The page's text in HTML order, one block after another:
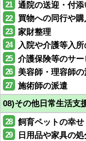
21 通院の送迎・付添
22 買物への同行や
23 家財整理
24 入院や介護等入
25 介護保険等のサ
26 美容師・理容師の
27
施術師の派遣
08)その他日常生活支
28 飼育ペットの幸せ
29 日用品や家具の処